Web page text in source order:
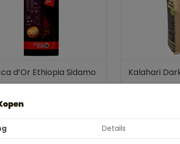
d’Or Ethiopia Sidamo
Kalahari
Details